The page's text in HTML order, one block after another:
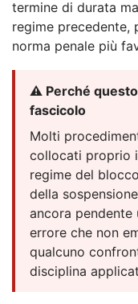
termine di durata
regime
norma penale più
⚠️ Perché
fascicolo
Molti
collocati proprio
regime del
della
ancora pendente
errore che non
qualcuno
disciplina